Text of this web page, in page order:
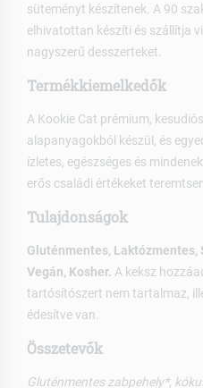
süteményt készítenek. A 90
elhivatottan készíti és szállítja
nagyszerű desszerteket.
Termékkiemelkedők
A Kookie Cat prémium,
alapanyagokból készül, és
ízletes, egészséges és
erős családi értékeket
Tulajdonságok
Gluténmentes, Laktózmentes,
Vegán, Kosher. A keksz
tartósítószert nem tartalmaz,
édesítve van.
Összetevők
Gluténmentes zabpehely*,